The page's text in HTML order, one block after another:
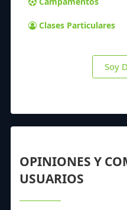
Clases Particulares
Soy
OPINIONES Y
USUARIOS